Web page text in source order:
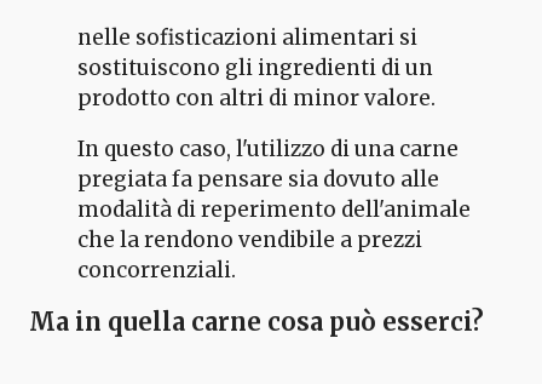
nelle sofisticazioni alimentari si
sostituiscono gli ingredienti di un
prodotto con altri di minor valore.
In questo caso, l'utilizzo di una carne
pregiata fa pensare sia dovuto alle
modalità di reperimento dell'animale
che la rendono vendibile a prezzi
concorrenziali.
Ma in quella carne cosa può esserci?